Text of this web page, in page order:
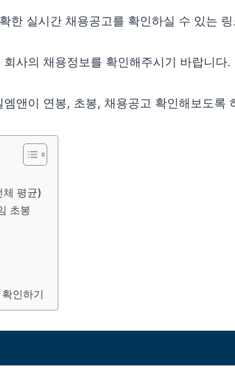
한 실시간 채용공고를 확인하실 수 있는
사의 채용정보를 확인해주시기 바랍니다.
엠앤이 연봉, 초봉, 채용공고 확인해보도록
체 평균)
초봉
인하기